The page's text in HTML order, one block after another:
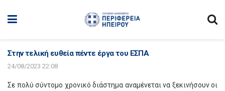
Στην τελική ευθεία πέντε έργα του ΕΣΠΑ
24/08/2023 22:08
Σε πολύ σύντομο χρονικό διάστημα αναμένεται να ξεκινήσουν οι